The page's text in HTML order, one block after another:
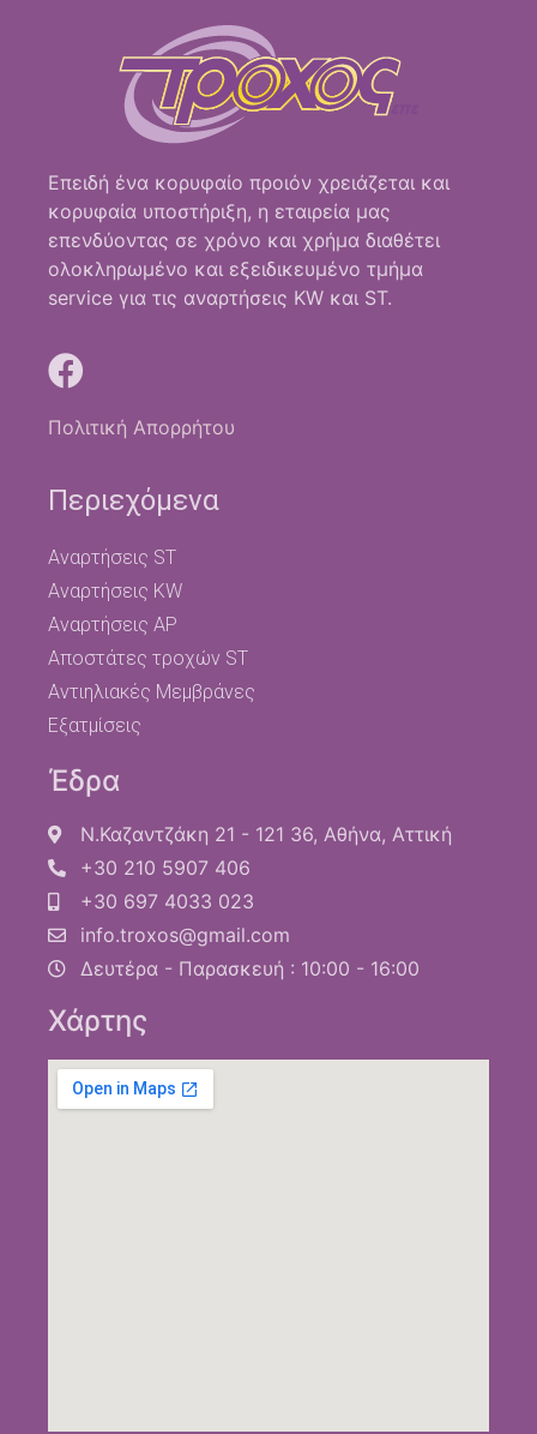
Επειδή ένα κορυφαίο προιόν χρειάζεται και
κορυφαία υποστήριξη, η εταιρεία μας
επενδύοντας σε χρόνο και χρήμα διαθέτει
ολοκληρωμένο και εξειδικευμένο τμήμα
service για τις αναρτήσεις KW και ST.
Πολιτική Απορρήτου
Περιεχόμενα
Αναρτήσεις ST
Αναρτήσεις KW
Αναρτήσεις AP
Αποστάτες τροχών ST
Αντιηλιακές Μεμβράνες
Εξατμίσεις
Έδρα
Ν.Καζαντζάκη 21 - 121 36, Αθήνα, Αττική
+30 210 5907 406
+30 697 4033 023
info.troxos@gmail.com
Δευτέρα - Παρασκευή : 10:00 - 16:00
Χάρτης